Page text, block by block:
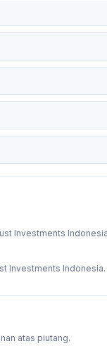
Investments
Investments Indonesia.
atas piutang.